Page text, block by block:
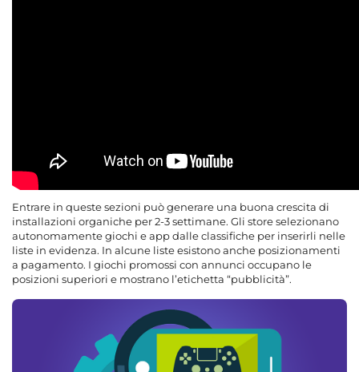
Entrare in queste sezioni può generare una buona crescita di
installazioni organiche per 2-3 settimane. Gli store selezionano
autonomamente giochi e app dalle classifiche per inserirli nelle
liste in evidenza. In alcune liste esistono anche posizionamenti
a pagamento. I giochi promossi con annunci occupano le
posizioni superiori e mostrano l’etichetta “pubblicità”.